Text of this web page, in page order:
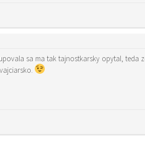
sa ma tak tajnostkarsky opytal, teda